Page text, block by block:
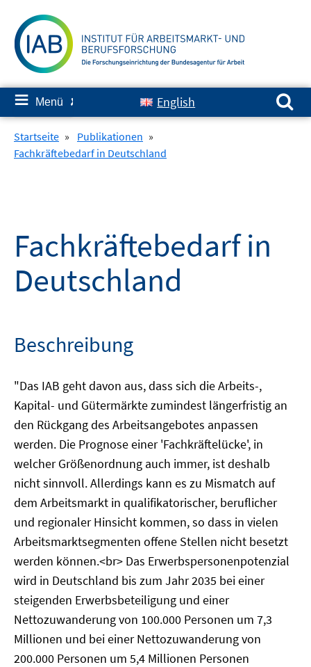
zum
Inhalt
≡ Menü ✘ English
Suchen nach:
Startseite » Publikationen »
Fachkräftebedarf in Deutschland
Fachkräftebedarf in
Deutschland
Beschreibung
"Das IAB geht davon aus, dass sich die Arbeits-,
Kapital- und Gütermärkte zumindest längerfristig an
den Rückgang des Arbeitsangebotes anpassen
werden. Die Prognose einer 'Fachkräftelücke', in
welcher Größenordnung auch immer, ist deshalb
nicht sinnvoll. Allerdings kann es zu Mismatch auf
dem Arbeitsmarkt in qualifikatorischer, beruflicher
und regionaler Hinsicht kommen, so dass in vielen
Arbeitsmarktsegmenten offene Stellen nicht besetzt
werden können.<br> Das Erwerbspersonenpotenzial
wird in Deutschland bis zum Jahr 2035 bei einer
steigenden Erwerbsbeteiligung und einer
Nettozuwanderung von 100.000 Personen um 7,3
Millionen und bei einer Nettozuwanderung von
200.000 Personen um 5,4 Millionen Personen